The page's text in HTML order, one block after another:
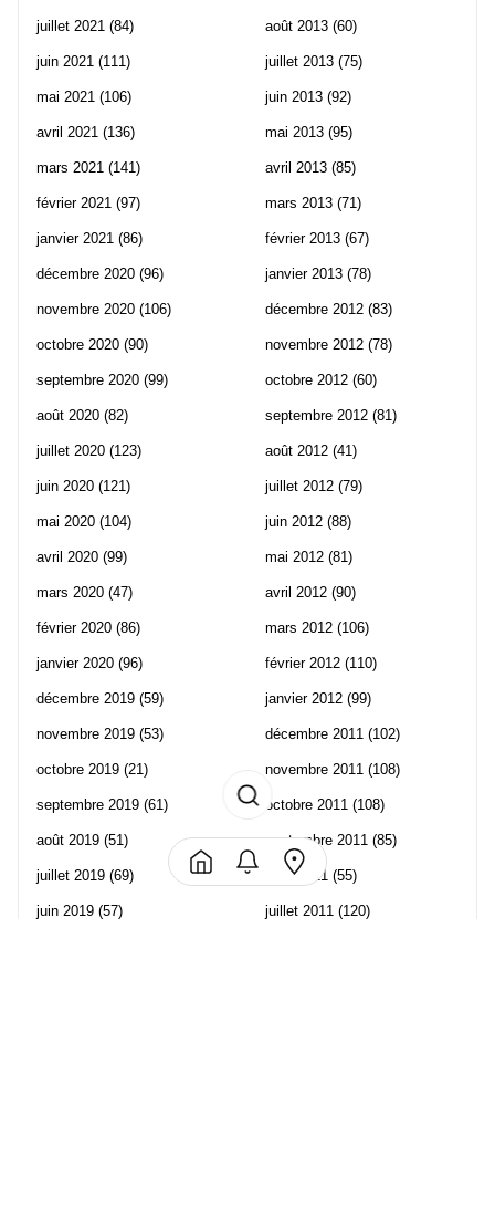
juillet 2021 (84)
juin 2021 (111)
mai 2021 (106)
avril 2021 (136)
mars 2021 (141)
février 2021 (97)
janvier 2021 (86)
décembre 2020 (96)
novembre 2020 (106)
octobre 2020 (90)
septembre 2020 (99)
août 2020 (82)
juillet 2020 (123)
juin 2020 (121)
mai 2020 (104)
avril 2020 (99)
mars 2020 (47)
février 2020 (86)
janvier 2020 (96)
décembre 2019 (59)
novembre 2019 (53)
octobre 2019 (21)
septembre 2019 (61)
août 2019 (51)
juillet 2019 (69)
juin 2019 (57)
août 2013 (60)
juillet 2013 (75)
juin 2013 (92)
mai 2013 (95)
avril 2013 (85)
mars 2013 (71)
février 2013 (67)
janvier 2013 (78)
décembre 2012 (83)
novembre 2012 (78)
octobre 2012 (60)
septembre 2012 (81)
août 2012 (41)
juillet 2012 (79)
juin 2012 (88)
mai 2012 (81)
avril 2012 (90)
mars 2012 (106)
février 2012 (110)
janvier 2012 (99)
décembre 2011 (102)
novembre 2011 (108)
octobre 2011 (108)
septembre 2011 (85)
août 2011 (55)
juillet 2011 (120)